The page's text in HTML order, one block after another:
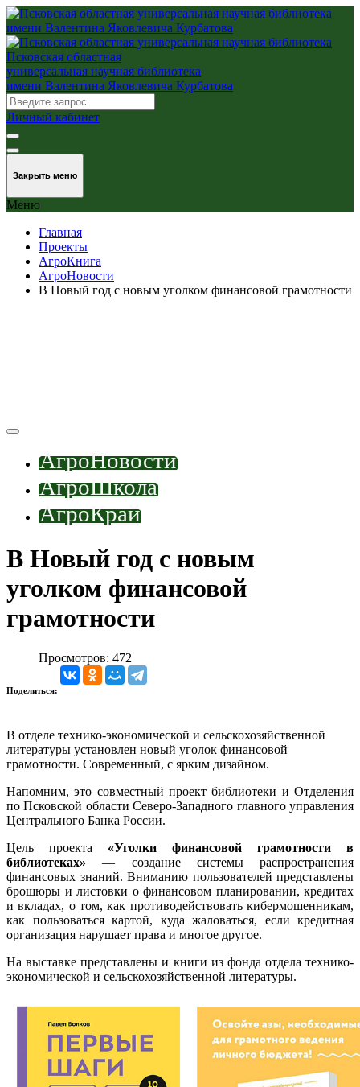
Псковская областная
универсальная научная библиотека
имени Валентина Яковлевича Курбатова
Личный кабинет
Закрыть меню
Меню
Главная
Проекты
АгроКнига
АгроНовости
В Новый год с новым уголком финансовой грамотности
АгроНовости
АгроШкола
АгроКрай
В Новый год с новым
уголком финансовой
грамотности
Просмотров: 472
Поделиться:
В отделе технико-экономической и сельскохозяйственной
литературы установлен новый уголок финансовой
грамотности. Современный, с ярким дизайном.
Напомним, это совместный проект библиотеки и Отделения
по Псковской области Северо-Западного главного управления
Центрального Банка России.
Цель проекта «Уголки финансовой грамотности в
библиотеках» — создание системы распространения
финансовых знаний. Вниманию пользователей представлены
брошюры и листовки о финансовом планировании, кредитах
и вкладах, о том, как противодействовать кибермошенникам,
как пользоваться картой, куда жаловаться, если кредитная
организация нарушает права и многое другое.
На выставке представлены и книги из фонда отдела технико-
экономической и сельскохозяйственной литературы.